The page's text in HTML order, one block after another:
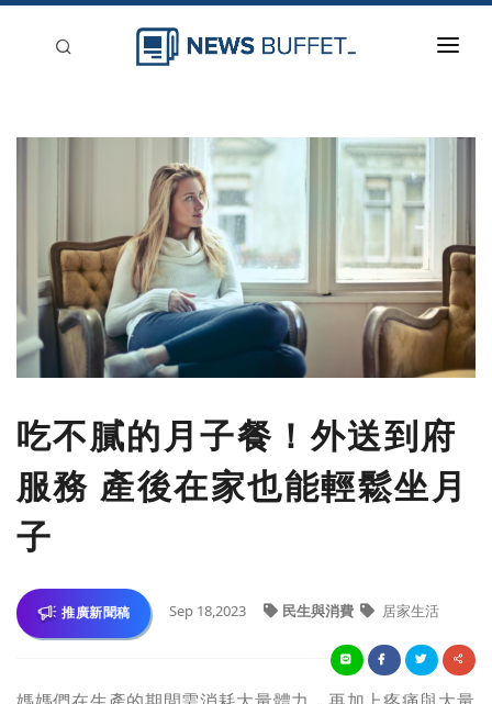
吃不膩的月子餐！外送到府
服務 產後在家也能輕鬆坐月
子
推廣新聞稿 Sep 18,2023 民生與消費 居家生活